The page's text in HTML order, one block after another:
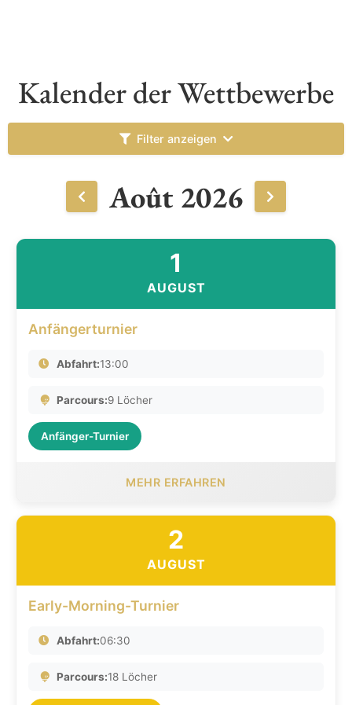
Kalender der Wettbewerbe
Filter anzeigen
Août 2026
1
AUGUST
Anfängerturnier
Abfahrt:13:00
Parcours:9 Löcher
Anfänger-Turnier
MEHR ERFAHREN
2
AUGUST
Early-Morning-Turnier
Abfahrt:06:30
Parcours:18 Löcher